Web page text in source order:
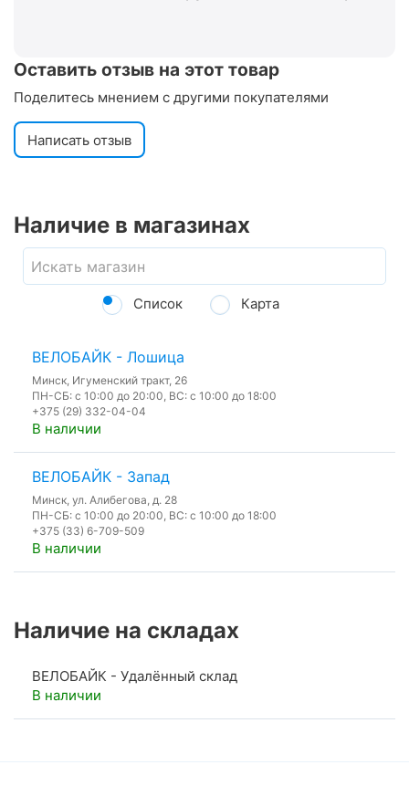
Оставить отзыв на этот товар
Поделитесь мнением с другими покупателями
Написать отзыв
Наличие в магазинах
Список Карта
ВЕЛОБАЙК - Лошица
Минск, Игуменский тракт, 26
ПН-СБ: с 10:00 до 20:00, ВС: с 10:00 до 18:00
+375 (29) 332-04-04
В наличии
ВЕЛОБАЙК - Запад
Минск, ул. Алибегова, д. 28
ПН-СБ: с 10:00 до 20:00, ВС: с 10:00 до 18:00
+375 (33) 6-709-509
В наличии
Наличие на складах
ВЕЛОБАЙК - Удалённый склад
В наличии